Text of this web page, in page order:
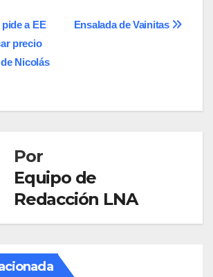
Ensalada de Vainitas
a EE
precio
Nicolás
Por
Equipo de
Redacción LNA